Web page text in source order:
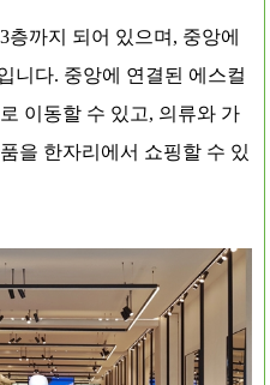
까지 되어 있으며, 중앙에
니다. 중앙에 연결된 에스컬
이동할 수 있고, 의류와 가
을 한자리에서 쇼핑할 수 있